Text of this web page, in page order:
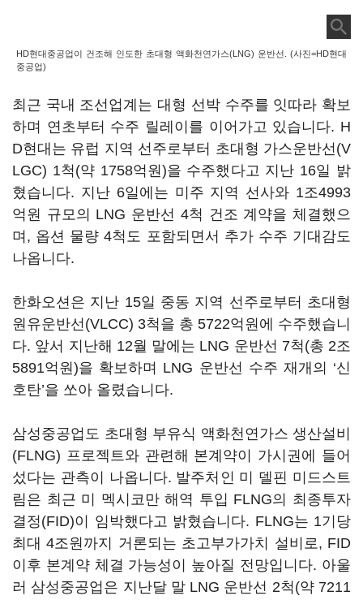
HD현대중공업이 건조해 인도한 초대형 액화천연가스(LNG) 운반선. (사진=HD현대
중공업)
최근 국내 조선업계는 대형 선박 수주를 잇따라 확보
하며 연초부터 수주 릴레이를 이어가고 있습니다. H
D현대는 유럽 지역 선주로부터 초대형 가스운반선(V
LGC) 1척(약 1758억원)을 수주했다고 지난 16일 밝
혔습니다. 지난 6일에는 미주 지역 선사와 1조4993
억원 규모의 LNG 운반선 4척 건조 계약을 체결했으
며, 옵션 물량 4척도 포함되면서 추가 수주 기대감도
나옵니다.
한화오션은 지난 15일 중동 지역 선주로부터 초대형
원유운반선(VLCC) 3척을 총 5722억원에 수주했습니
다. 앞서 지난해 12월 말에는 LNG 운반선 7척(총 2조
5891억원)을 확보하며 LNG 운반선 수주 재개의 ‘신
호탄’을 쏘아 올렸습니다.
삼성중공업도 초대형 부유식 액화천연가스 생산설비
(FLNG) 프로젝트와 관련해 본계약이 가시권에 들어
섰다는 관측이 나옵니다. 발주처인 미 델핀 미드스트
림은 최근 미 멕시코만 해역 투입 FLNG의 최종투자
결정(FID)이 임박했다고 밝혔습니다. FLNG는 1기당
최대 4조원까지 거론되는 초고부가가치 설비로, FID
이후 본계약 체결 가능성이 높아질 전망입니다. 아울
러 삼성중공업은 지난달 말 LNG 운반선 2척(약 7211